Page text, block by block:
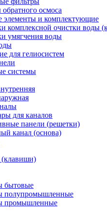
осмоса
элементы и комплектующие
комплексной очистки воды
умягчения воды
для гелиосистем
системы
для каналов
панели (решетки)
канал (основа)
бытовые
полупромышленные
промышленные